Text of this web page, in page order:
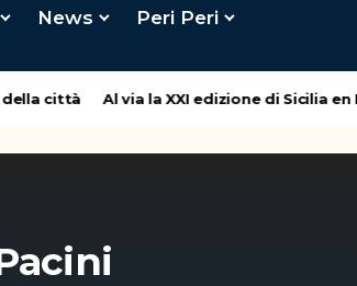
News Peri Peri
città Al via la XXI edizione di Sicilia en